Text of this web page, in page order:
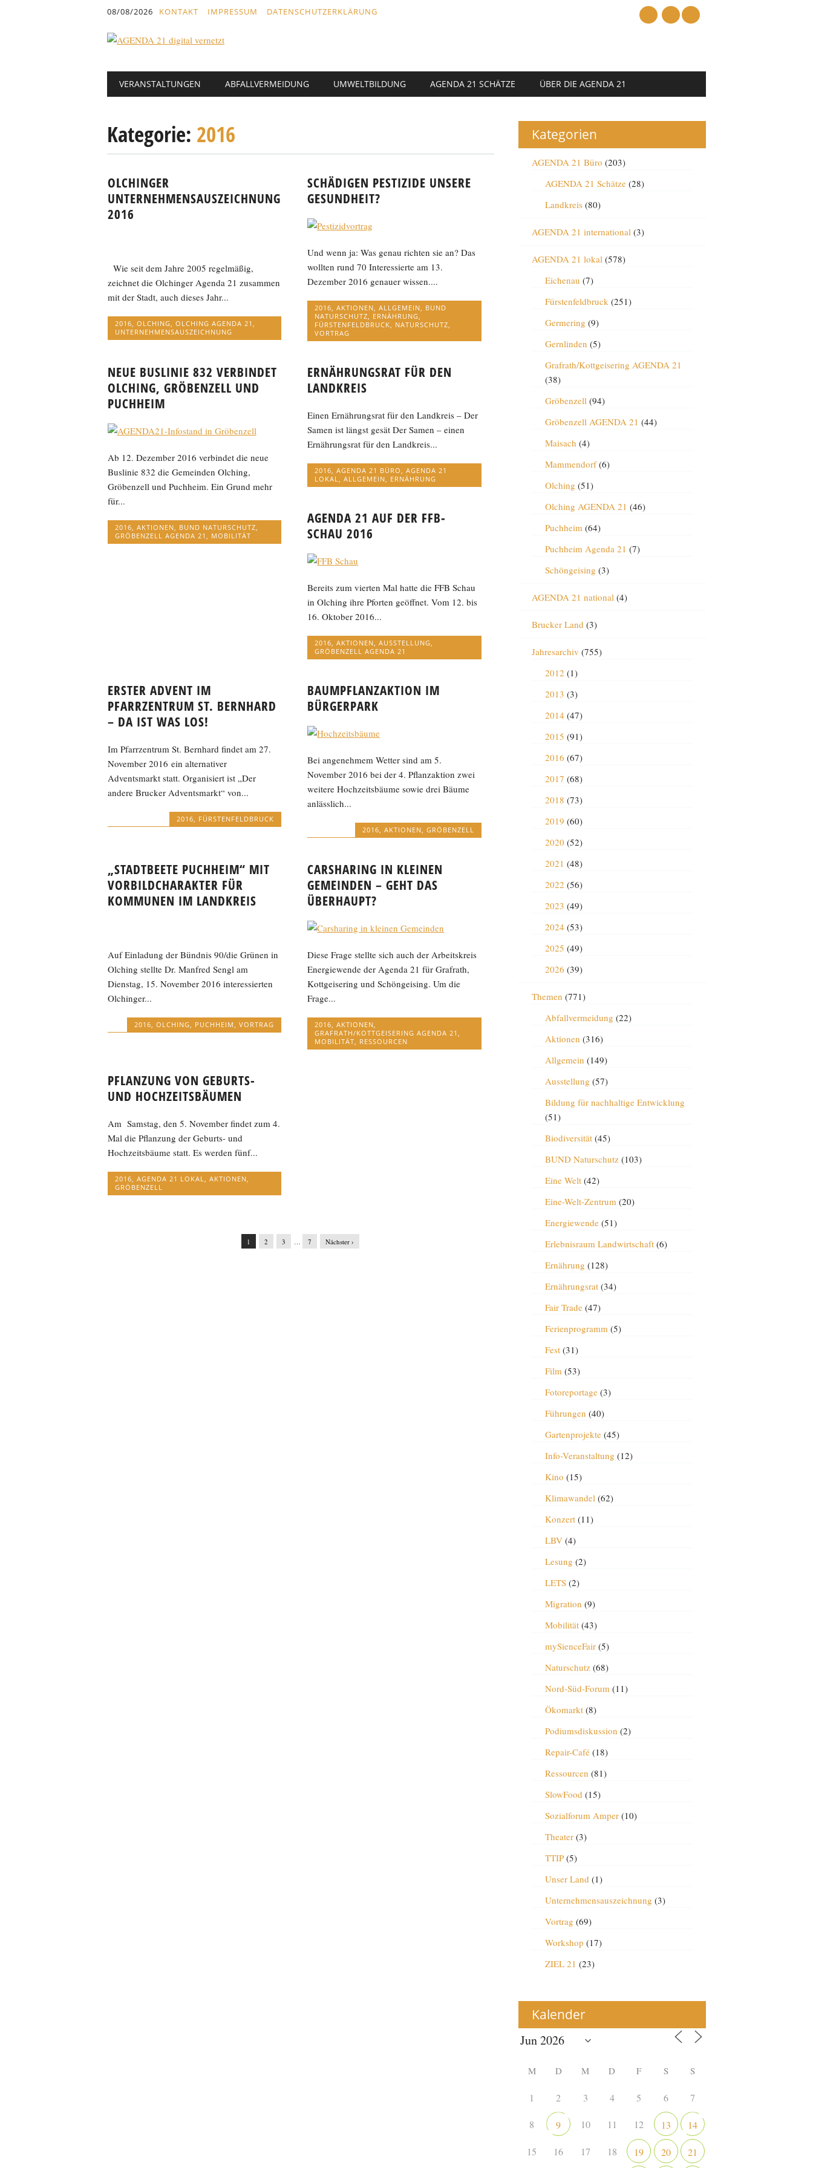
08/08/2026 KONTAKT IMPRESSUM DATENSCHUTZERKLÄRUNG
Hauptmenü
Abbrechen
VERANSTALTUNGEN ABFALLVERMEIDUNG UMWELTBILDUNG AGENDA 21 SCHÄTZE ÜBER DIE AGENDA 21
Kategorie: 2016
OLCHINGER
UNTERNEHMENSAUSZEICHNUNG
2016
Wie seit dem Jahre 2005 regelmäßig,
zeichnet die Olchinger Agenda 21 zusammen
mit der Stadt, auch dieses Jahr...
2016 OLCHING OLCHING AGENDA 21
UNTERNEHMENSAUSZEICHNUNG
SCHÄDIGEN PESTIZIDE UNSERE
GESUNDHEIT?
Und wenn ja: Was genau richten sie an? Das
wollten rund 70 Interessierte am 13.
Dezember 2016 genauer wissen....
2016 ,AKTIONEN ,ALLGEMEIN
BUND
NATURSCHUTZ
ERNÄHRUNG
FÜRSTENFELDBRUCK
NATURSCHUTZ
VORTRAG
NEUE BUSLINIE 832 VERBINDET
OLCHING, GRÖBENZELL UND
PUCHHEIM
Ab 12. Dezember 2016 verbindet die neue
Buslinie 832 die Gemeinden Olching,
Gröbenzell und Puchheim. Ein Grund mehr
für...
2016 AKTIONEN BUND NATURSCHUTZ
GRÖBENZELL AGENDA 21
MOBILITÄT
ERNÄHRUNGSRAT FÜR DEN
LANDKREIS
Einen Ernährungsrat für den Landkreis – Der
Samen ist längst gesät Der Samen – einen
Ernährungsrat für den Landkreis...
2016 ,AGENDA 21 BÜRO ,AGENDA 21
LOKAL
,ALLGEMEIN ERNÄHRUNG
AGENDA 21 AUF DER FFB-
SCHAU 2016
Bereits zum vierten Mal hatte die FFB Schau
in Olching ihre Pforten geöffnet. Vom 12. bis
16. Oktober 2016...
2016,AKTIONEN,AUSSTELLUNG,
GRÖBENZELL AGENDA 21
ERSTER ADVENT IM
PFARRZENTRUM ST. BERNHARD
– DA IST WAS LOS!
Im Pfarrzentrum St. Bernhard findet am 27.
November 2016 ein alternativer
Adventsmarkt statt. Organisiert ist „Der
andere Brucker Adventsmarkt“ von...
2016, FÜRSTENFELDBRUCK
BAUMPFLANZAKTION IM
BÜRGERPARK
Bei angenehmem Wetter sind am 5.
November 2016 bei der 4. Pflanzaktion zwei
weitere Hochzeitsbäume sowie drei Bäume
anlässlich...
2016, AKTIONEN, GRÖBENZELL
„STADTBEETE PUCHHEIM“ MIT
VORBILDCHARAKTER FÜR
KOMMUNEN IM LANDKREIS
Auf Einladung der Bündnis 90/die Grünen in
Olching stellte Dr. Manfred Sengl am
Dienstag, 15. November 2016 interessierten
Olchinger...
2016 OLCHING PUCHHEIM VORTRAG
CARSHARING IN KLEINEN
GEMEINDEN – GEHT DAS
ÜBERHAUPT?
Diese Frage stellte sich auch der Arbeitskreis
Energiewende der Agenda 21 für Grafrath,
Kottgeisering und Schöngeising. Um die
Frage...
2016 ,AKTIONEN
GRAFRATH/KOTTGEISERING AGENDA 21
MOBILITÄT
RESSOURCEN
PFLANZUNG VON GEBURTS-
UND HOCHZEITSBÄUMEN
Am Samstag, den 5. November findet zum 4.
Mal die Pflanzung der Geburts- und
Hochzeitsbäume statt. Es werden fünf...
2016, AGENDA 21 LOKAL, AKTIONEN,
GRÖBENZELL
1 2 3 … 7 Nächster ›
Kategorien
AGENDA 21 Büro (203)
AGENDA 21 Schätze(28)
Landkreis(80)
AGENDA 21 international(3)
AGENDA 21 lokal(578)
Eichenau (7)
Fürstenfeldbruck(251)
Germering (9)
Gernlinden (5)
Grafrath/Kottgeisering AGENDA 21
(38)
Gröbenzell(94)
Gröbenzell AGENDA 21 (44)
Maisach (4)
Mammendorf(6)
Olching (51)
Olching AGENDA 21 (46)
Puchheim(64)
Puchheim Agenda 21 (7)
Schöngeising (3)
AGENDA 21 national(4)
Brucker Land (3)
Jahresarchiv (755)
2012 (1)
2013 (3)
2014 (47)
2015 (91)
2016 (67)
2017 (68)
2018 (73)
2019 (60)
2020 (52)
2021 (48)
2022 (56)
2023 (49)
2024 (53)
2025 (49)
2026 (39)
Themen (771)
Abfallvermeidung (22)
Aktionen (316)
Allgemein (149)
Ausstellung (57)
Bildung für nachhaltige Entwicklung
(51)
Biodiversität(45)
BUND Naturschutz(103)
Eine Welt(42)
Eine-Welt-Zentrum(20)
Energiewende(51)
Erlebnisraum Landwirtschaft(6)
Ernährung (128)
Ernährungsrat(34)
Fair Trade(47)
Ferienprogramm(5)
Fest(31)
Film(53)
Fotoreportage(3)
Führungen (40)
Gartenprojekte(45)
Info-Veranstaltung (12)
Kino (15)
Klimawandel(62)
Konzert(11)
LBV(4)
Lesung (2)
LETS(2)
Migration (9)
Mobilität(43)
mySienceFair(5)
Naturschutz(68)
Nord-Süd-Forum(11)
Ökomarkt(8)
Podiumsdiskussion (2)
Repair-Café(18)
Ressourcen (81)
SlowFood (15)
Sozialforum Amper(10)
Theater(3)
TTIP(5)
Unser Land (1)
Unternehmensauszeichnung (3)
Vortrag (69)
Workshop (17)
ZIEL 21 (23)
Kalender
M D M D F S S
1 2 3 4 5 6 7
8 9 10 11 12 13 14
15 16 17 18 19 20 21